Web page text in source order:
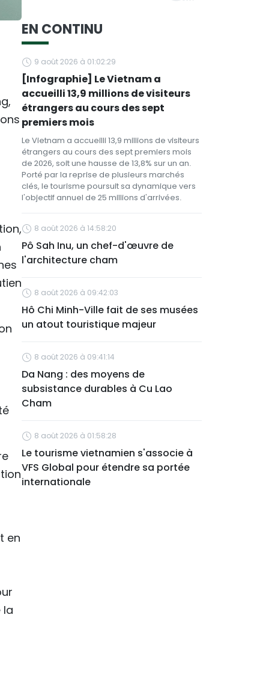
en
la
EN CONTINU
9 août 2026 à 01:02:29
[Infographie] Le Vietnam a
accueilli 13,9 millions de visiteurs
étrangers au cours des sept
premiers mois
Le Vietnam a accueilli 13,9 millions de visiteurs
étrangers au cours des sept premiers mois
de 2026, soit une hausse de 13,8% sur un an.
Porté par la reprise de plusieurs marchés
clés, le tourisme poursuit sa dynamique vers
l'objectif annuel de 25 millions d'arrivées.
8 août 2026 à 14:58:20
Pô Sah Inu, un chef-d'œuvre de
l'architecture cham
8 août 2026 à 09:42:03
Hô Chi Minh-Ville fait de ses musées
un atout touristique majeur
8 août 2026 à 09:41:14
Da Nang : des moyens de
subsistance durables à Cu Lao
Cham
8 août 2026 à 01:58:28
Le tourisme vietnamien s'associe à
VFS Global pour étendre sa portée
internationale